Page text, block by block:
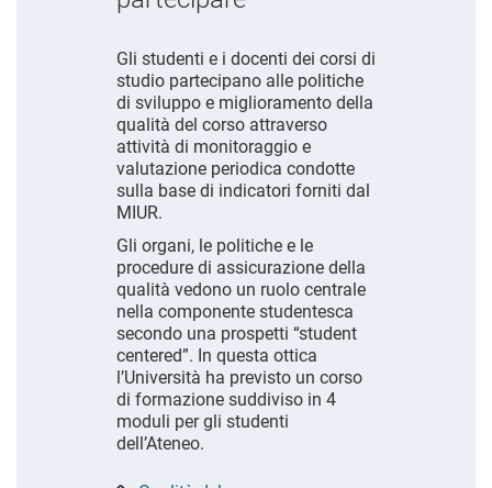
Gli studenti e i docenti dei corsi di
studio partecipano alle politiche
di sviluppo e miglioramento della
qualità del corso attraverso
attività di monitoraggio e
valutazione periodica condotte
sulla base di indicatori forniti dal
MIUR.
Gli organi, le politiche e le
procedure di assicurazione della
qualità vedono un ruolo centrale
nella componente studentesca
secondo una prospetti “student
centered”. In questa ottica
l’Università ha previsto un corso
di formazione suddiviso in 4
moduli per gli studenti
dell’Ateneo.